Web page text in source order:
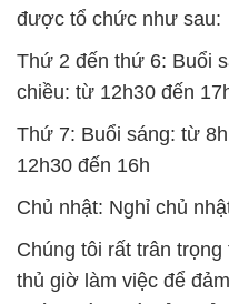
được tổ chức như sau:
Thứ 2 đến thứ 6: Buổi
chiều: từ 12h30 đến
Thứ 7: Buổi sáng: từ
12h30 đến 16h
Chủ nhật: Nghỉ chủ
Chúng tôi rất trân
thủ giờ làm việc để